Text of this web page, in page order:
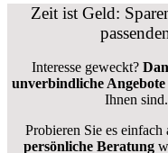
Zeit ist Geld:
Interesse geweckt?
unverbindliche Angebote
Ihnen
Probieren Sie es
persönliche Beratung